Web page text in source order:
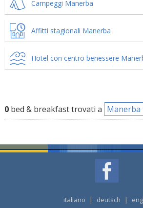
Campeggi Manerba
Affitti stagionali Manerba
Hotel con centro benessere
0bed & breakfast trovati a Manerba
italiano | deutsch |